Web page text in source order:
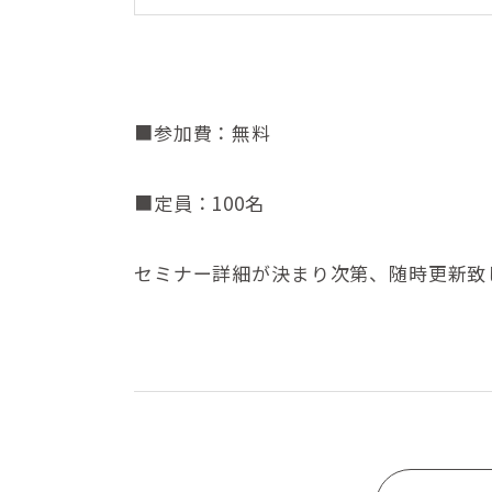
■参加費：無料
■定員：100名
セミナー詳細が決まり次第、随時更新致